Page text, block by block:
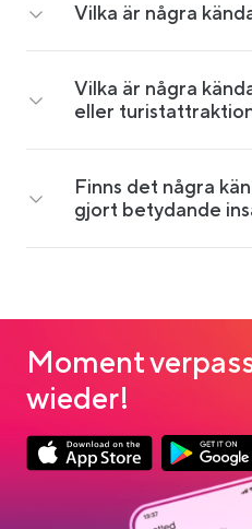
Vilka är några
Vilka är några
eller
Finns det några
gjort betydande
Moment
wieder!
Link opens in a new tab
Link opens
Google